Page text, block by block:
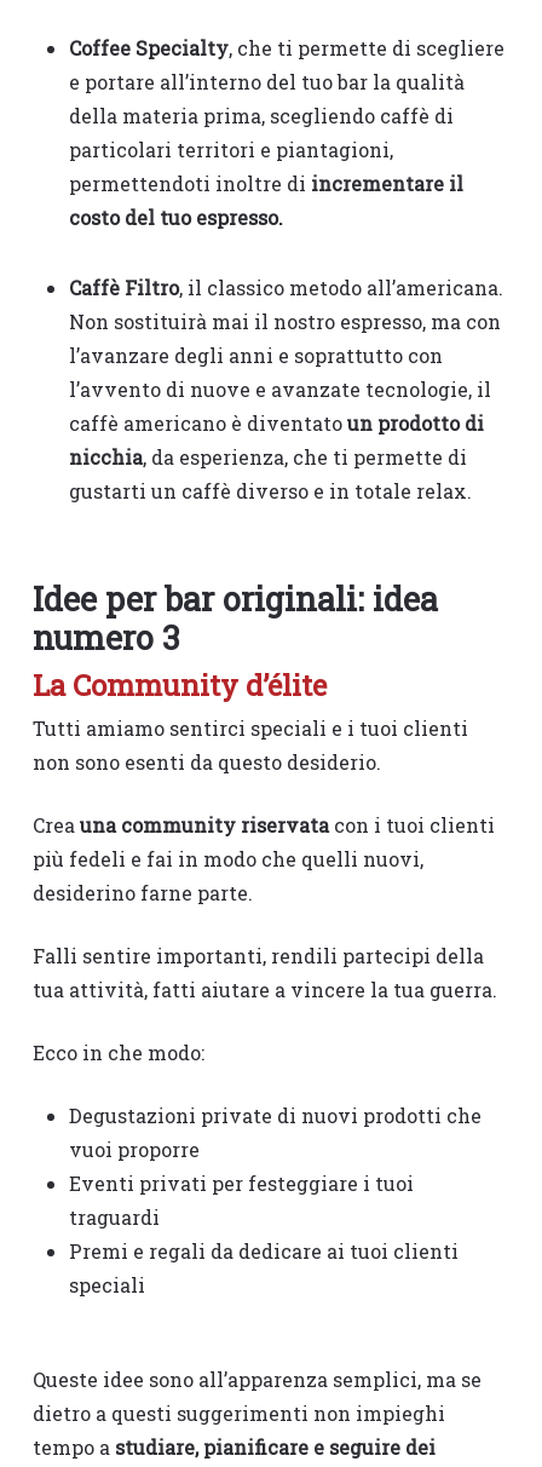
Coffee Specialty, che ti permette di scegliere
e portare all’interno del tuo bar la qualità
della materia prima, scegliendo caffè di
particolari territori e piantagioni,
permettendoti inoltre di incrementare il
costo del tuo espresso.
Caffè Filtro, il classico metodo all’americana.
Non sostituirà mai il nostro espresso, ma con
l’avanzare degli anni e soprattutto con
l’avvento di nuove e avanzate tecnologie, il
caffè americano è diventatoun prodotto di
nicchia, da esperienza, che ti permette di
gustarti un caffè diverso e in totale relax.
Idee per bar originali: idea
numero 3
La Community d’élite
Tutti amiamo sentirci speciali e i tuoi clienti
non sono esenti da questo desiderio.
Creauna community riservatacon i tuoi clienti
più fedeli e fai in modo che quelli nuovi,
desiderino farne parte.
Falli sentire importanti, rendili partecipi della
tua attività, fatti aiutare a vincere la tua guerra.
Ecco in che modo:
Degustazioni private di nuovi prodotti che
vuoi proporre
Eventi privati per festeggiare i tuoi
traguardi
Premi e regali da dedicare ai tuoi clienti
speciali
Queste idee sono all’apparenza semplici, ma se
dietro a questi suggerimenti non impieghi
tempo a studiare, pianificare e seguire dei